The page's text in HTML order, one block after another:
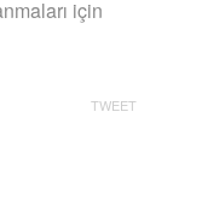
için
TWEET